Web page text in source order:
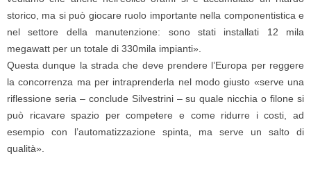
storico, ma si può giocare ruolo importante nella componentistica e
nel settore della manutenzione: sono stati installati 12 mila
megawatt per un totale di 330mila impianti».
Questa dunque la strada che deve prendere l’Europa per reggere
la concorrenza ma per intraprenderla nel modo giusto «serve una
riflessione seria – conclude Silvestrini – su quale nicchia o filone si
può ricavare spazio per competere e come ridurre i costi, ad
esempio con l’automatizzazione spinta, ma serve un salto di
qualità».